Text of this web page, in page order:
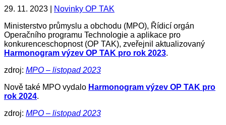
29. 11. 2023 |
Novinky OP TAK
Ministerstvo průmyslu a obchodu (MPO), Řídicí orgán
Operačního programu Technologie a aplikace pro
konkurenceschopnost (OP TAK), zveřejnil aktualizovaný
Harmonogram výzev OP TAK pro rok 2023.
zdroj: MPO – listopad 2023
Nově také MPO vydalo Harmonogram výzev OP TAK pro
rok 2024.
zdroj: MPO – listopad 2023